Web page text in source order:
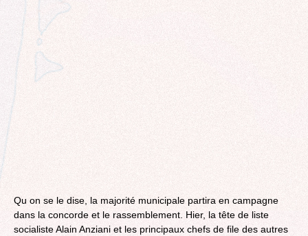
Qu on se le dise, la majorité municipale partira en campagne
dans la concorde et le rassemblement. Hier, la tête de liste
socialiste Alain Anziani et les principaux chefs de file des autres